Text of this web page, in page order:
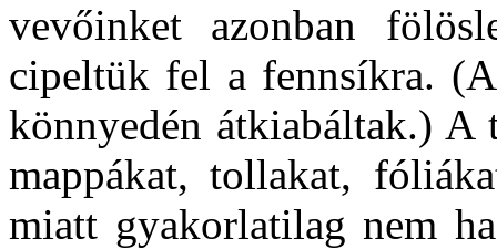
vevőinket azonban
cipeltük fel a fennsíkra.
könnyedén átkiabáltak.) A
mappákat, tollakat,
miatt gyakorlatilag nem